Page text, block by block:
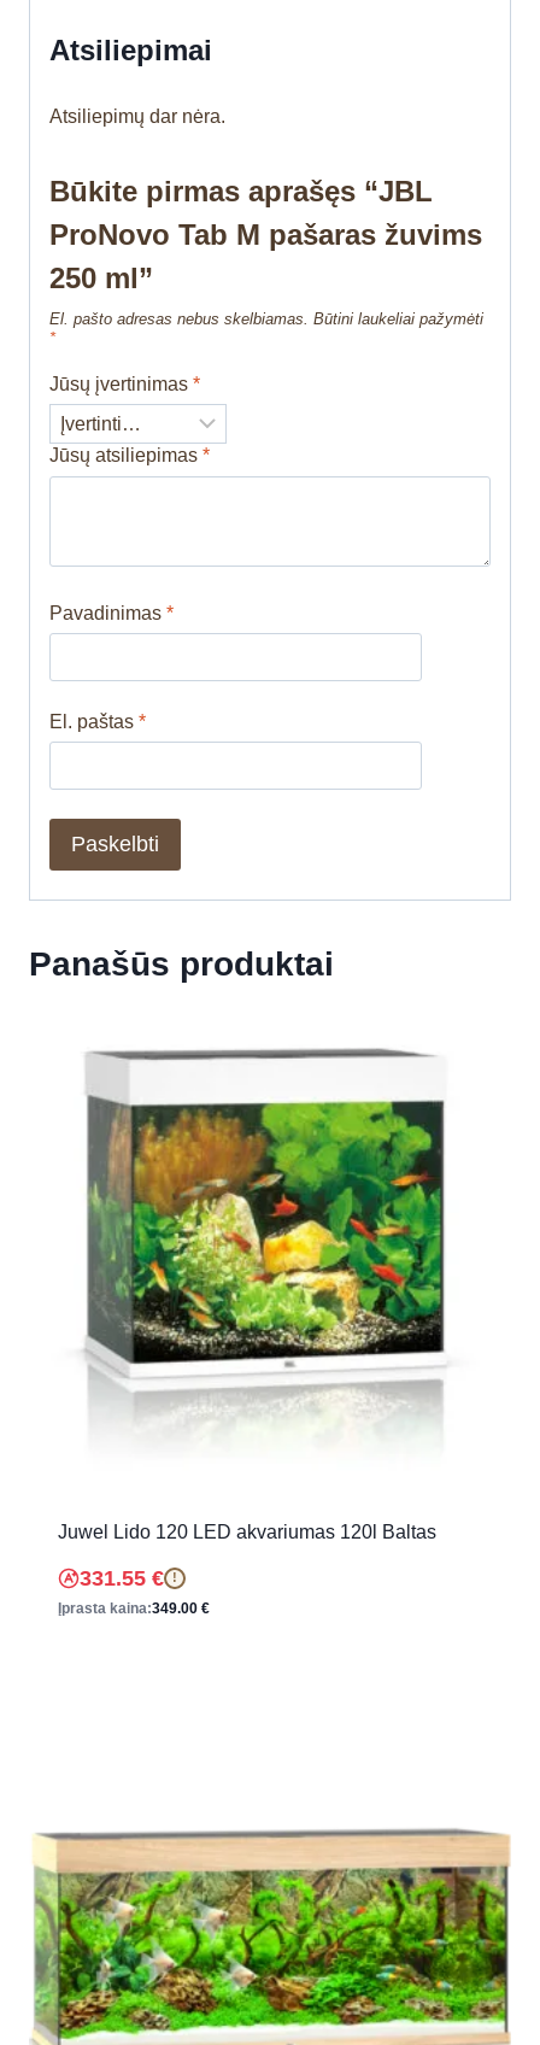
Atsiliepimai
Atsiliepimų dar nėra.
Būkite pirmas aprašęs “JBL
ProNovo Tab M pašaras žuvims
250 ml”
El. pašto adresas nebus skelbiamas. Būtini laukeliai pažymėti
*
Jūsų įvertinimas *
Jūsų atsiliepimas *
Pavadinimas *
El. paštas *
Panašūs produktai
Juwel Lido 120 LED akvariumas 120l Baltas
331.55 € !
Įprasta kaina:349.00 €